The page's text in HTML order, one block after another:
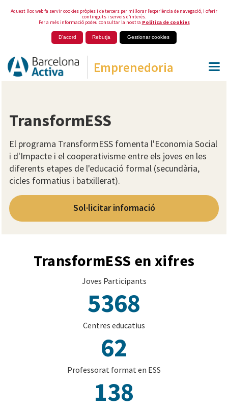
Aquest lloc web fa servir cookies pròpies i de tercers per millorar l’experiència de navegació, i oferir
continguts i serveis d’interès.
Per a més informació podeu consultar la nostra Política de cookies
D'acord Rebutja Gestionar cookies
Emprenedoria
TransformESS
El programa TransformESS fomenta l'Economia Social
i d'Impacte i el cooperativisme entre els joves en les
diferents etapes de l'educació formal (secundària,
cicles formatius i batxillerat).
Sol·licitar informació
TransformESS en xifres
Joves Participants
5368
Centres educatius
62
Professorat format en ESS
138